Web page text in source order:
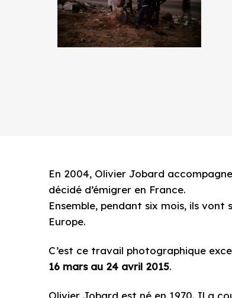
En 2004, Olivier Jobard
décidé d’émigrer en France.
Ensemble, pendant six mois, ils
Europe.
C’est ce travail photographique
16 mars au 24 avril 2015.
Olivier Jobard est né en 1970. Il a